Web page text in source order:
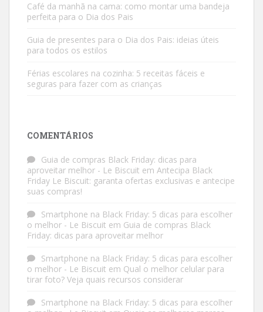
Café da manhã na cama: como montar uma bandeja
perfeita para o Dia dos Pais
Guia de presentes para o Dia dos Pais: ideias úteis
para todos os estilos
Férias escolares na cozinha: 5 receitas fáceis e
seguras para fazer com as crianças
COMENTÁRIOS
Guia de compras Black Friday: dicas para
aproveitar melhor - Le Biscuit em Antecipa Black
Friday Le Biscuit: garanta ofertas exclusivas e antecipe
suas compras!
Smartphone na Black Friday: 5 dicas para escolher
o melhor - Le Biscuit em Guia de compras Black
Friday: dicas para aproveitar melhor
Smartphone na Black Friday: 5 dicas para escolher
o melhor - Le Biscuit em Qual o melhor celular para
tirar foto? Veja quais recursos considerar
Smartphone na Black Friday: 5 dicas para escolher